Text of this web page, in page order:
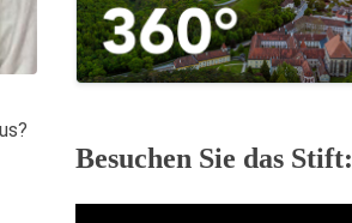
Besuchen Sie das Stift: